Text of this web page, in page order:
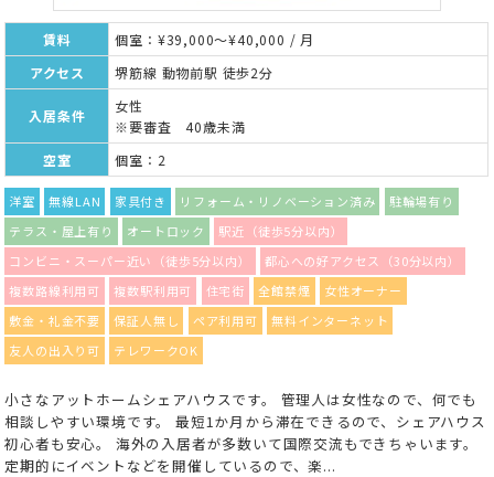
賃料
個室：¥39,000～¥40,000 / 月
アクセス
堺筋線 動物前駅 徒歩2分
入居条件
女性
※要審査 40歳未満
空室
個室：2
洋室 無線LAN 家具付き リフォーム・リノベーション済み
駐輪場有り
テラス・屋上有り
オートロック
駅近（徒歩5分以内）
コンビニ・スーパー近い（徒歩5分以内）
都心への好アクセス（30分以内）
複数路線利用可
複数駅利用可 住宅街 全館禁煙
女性オーナー
敷金・礼金不要
保証人無し ペア利用可
無料インターネット
友人の出入り可
テレワークOK
小さなアットホームシェアハウスです。 管理人は女性なので、何でも
相談しやすい環境です。 最短1か月から滞在できるので、シェアハウス
初心者も安心。 海外の入居者が多数いて国際交流もできちゃいます。
定期的にイベントなどを開催しているので、楽...